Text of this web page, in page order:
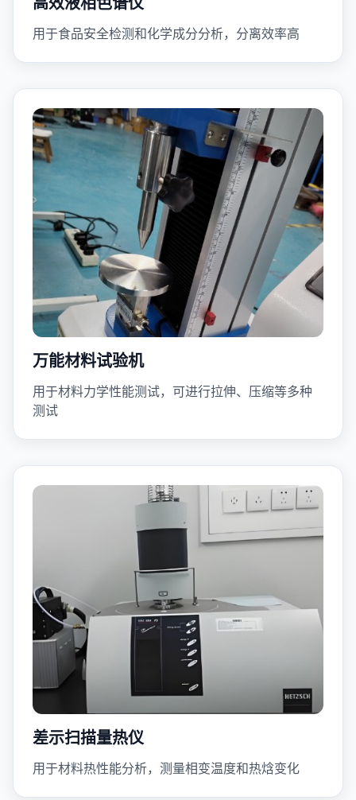
用于食品安全检测和化学成分分析，分离效率高
万能材料试验机
用于材料力学性能测试，可进行拉伸、压缩等多种
测试
差示扫描量热仪
用于材料热性能分析，测量相变温度和热焓变化